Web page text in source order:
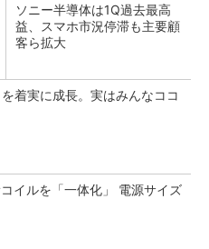
ソニー半導体は1Q過去最高
益、スマホ市況停滞も主要顧
客ら拡大
着実に成長。実はみんなココ
イルを「一体化」 電源サイズ